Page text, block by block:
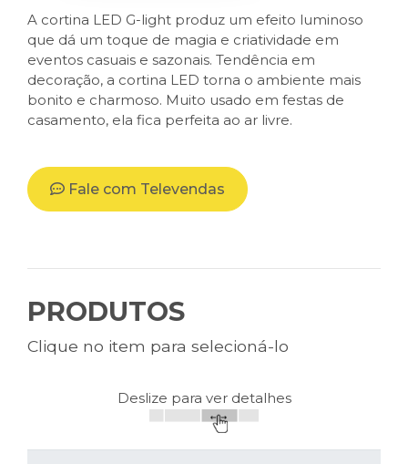
A cortina LED G-light produz um efeito luminoso
que dá um toque de magia e criatividade em
eventos casuais e sazonais. Tendência em
decoração, a cortina LED torna o ambiente mais
bonito e charmoso. Muito usado em festas de
casamento, ela fica perfeita ao ar livre.
Fale com Televendas
PRODUTOS
Clique no item para selecioná-lo
Deslize para ver detalhes